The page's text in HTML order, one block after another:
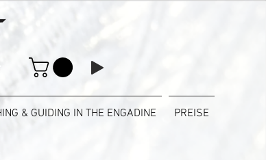
& GUIDING IN THE ENGADINE PREISE